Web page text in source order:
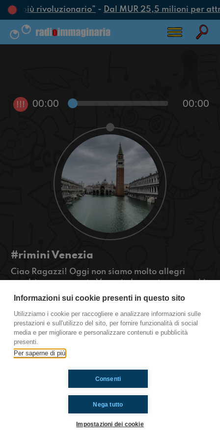
più rivoluzionario”- Dal MUR 25,5 milioni per
!!! 00:00 00:00
#rimini Venezia
Ciao Ragazzi! Oggi non siamo molto allegri
perchè come saprete Venezia ha avuto non pochi
problemi con le maree. Cosa possiamo fare?
#OkkinSu www.radioimmaginaria.it
Rimini
Ti è piaciuto? Condividilo!
Informazioni sui cookie presenti in questo sito
Utilizziamo i cookie per raccogliere e analizzare informazioni sulle
prestazioni e sull'utilizzo del sito, per fornire funzionalità di social
media e per migliorare e personalizzare contenuti e pubblicità
presenti.
Per saperne di più
Nega tutto
Consenti
Impostazioni dei cookie